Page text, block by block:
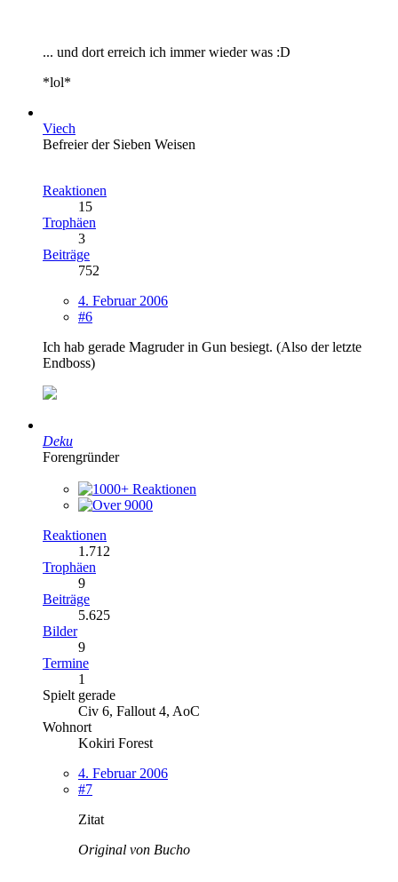
... und dort erreich ich immer wieder was :D
*lol*
Viech
Befreier der Sieben Weisen
Reaktionen
15
Trophäen
3
Beiträge
752
4. Februar 2006
#6
Ich hab gerade Magruder in Gun besiegt. (Also der letzte
Endboss)
Deku
Forengründer
Reaktionen
1.712
Trophäen
9
Beiträge
5.625
Bilder
9
Termine
1
Spielt gerade
Civ 6, Fallout 4, AoC
Wohnort
Kokiri Forest
4. Februar 2006
#7
Zitat
Original von Bucho